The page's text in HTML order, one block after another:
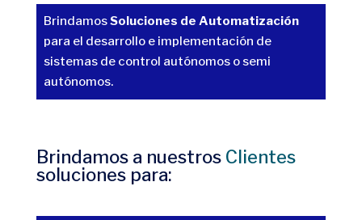
BrindamosSoluciones de Automatización
para el desarrollo e implementación de
sistemas de control autónomos o semi
autónomos. ​
Brindamos a nuestros Clientes
soluciones para: ​